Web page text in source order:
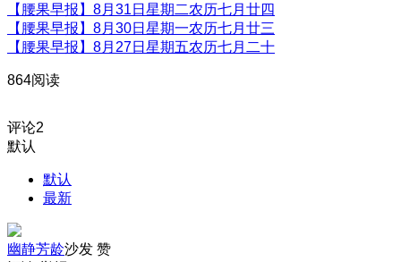
【腰果早报】8月31日星期二农历七月廿四
【腰果早报】8月30日星期一农历七月廿三
【腰果早报】8月27日星期五农历七月二十
864阅读
评论2
默认
默认
最新
幽静芳龄沙发 赞